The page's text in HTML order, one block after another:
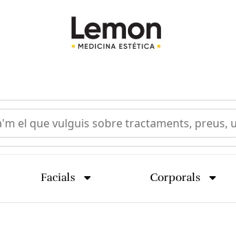
Facials Corporals